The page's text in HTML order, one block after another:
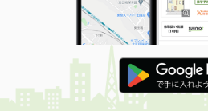
専有面積 51.67m²
間取り
2LDK
福島県いわき市平字仲間町
価 格
3.30万円